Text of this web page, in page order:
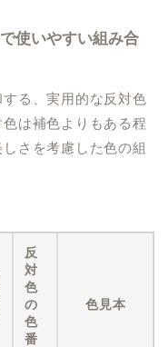
使いやすい組み合
る、実用的な反対色
は補色よりもある程
さを考慮した色の組
反
対
色
の
色
番
色見本